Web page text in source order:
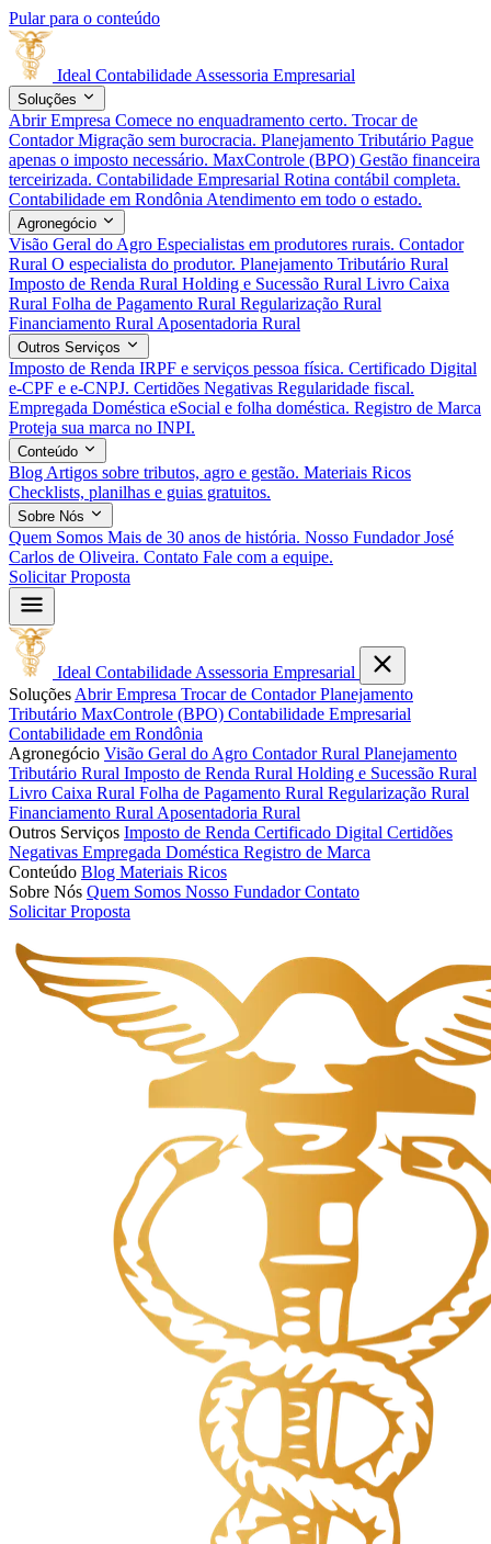
Pular para o conteúdo
Ideal Contabilidade Assessoria Empresarial
Soluções
Abrir Empresa Comece no enquadramento certo. Trocar de
ContadorMigração sem burocracia. Planejamento Tributário Pague
apenas o imposto necessário. MaxControle (BPO) Gestão financeira
terceirizada. Contabilidade Empresarial Rotina contábil completa.
Contabilidade em Rondônia Atendimento em todo o estado.
Agronegócio
Visão Geral do Agro Especialistas em produtores rurais. Contador
Rural O especialista do produtor. Planejamento Tributário Rural
Imposto de Renda Rural Holding e Sucessão Rural Livro Caixa
Rural Folha de Pagamento Rural Regularização Rural
Financiamento Rural Aposentadoria Rural
Outros Serviços
Imposto de Renda IRPF e serviços pessoa física. Certificado Digital
e-CPF e e-CNPJ. Certidões Negativas Regularidade fiscal.
Empregada Doméstica eSocial e folha doméstica. Registro de Marca
Proteja sua marca no INPI.
Conteúdo
Blog Artigos sobre tributos, agro e gestão. Materiais Ricos
Checklists, planilhas e guias gratuitos.
Sobre Nós
Quem Somos Mais de 30 anos de história. Nosso FundadorJosé
Carlos de Oliveira. Contato Fale com a equipe.
Solicitar Proposta
Ideal Contabilidade Assessoria Empresarial
Soluções Abrir Empresa Trocar de ContadorPlanejamento
Tributário MaxControle (BPO) Contabilidade Empresarial
Contabilidade em Rondônia
Agronegócio Visão Geral do Agro Contador Rural Planejamento
Tributário Rural Imposto de Renda Rural Holding e Sucessão Rural
Livro Caixa Rural Folha de Pagamento Rural Regularização Rural
Financiamento Rural Aposentadoria Rural
Outros Serviços Imposto de Renda Certificado Digital Certidões
Negativas Empregada Doméstica Registro de Marca
Conteúdo Blog Materiais Ricos
Sobre Nós Quem Somos Nosso FundadorContato
Solicitar Proposta